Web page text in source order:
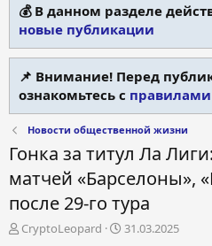
💰 В данном разделе
новые публикации
📌 Внимание! Перед
ознакомьтесь с правилами
Новости общественной жизни
Гонка за титул Ла
матчей «Барселоны»,
после 29-го тура
А
CryptoLeopard
Д
31.03.2025